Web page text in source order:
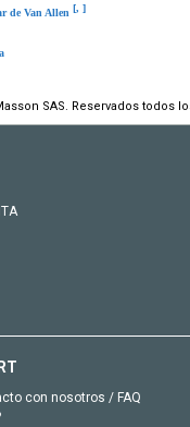
de Van Allen [, ]
SAS. Reservados todos
con nosotros / FAQ